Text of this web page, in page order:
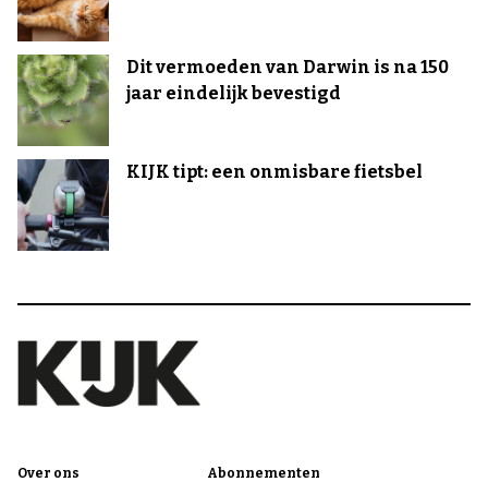
Dit vermoeden van Darwin is na 150
jaar eindelijk bevestigd
KIJK tipt: een onmisbare fietsbel
Over ons Abonnementen